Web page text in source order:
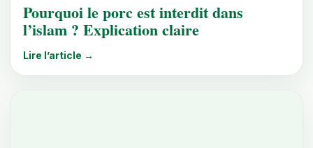
Pourquoi le porc est interdit dans
l’islam ? Explication claire
Lire l’article →